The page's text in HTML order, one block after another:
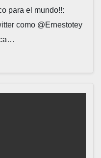
para el mundo!!:
como @Ernestotey